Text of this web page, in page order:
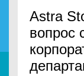
Astra
вопрос